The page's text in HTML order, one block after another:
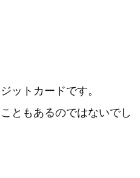
ットカードです。
ともあるのではないでし